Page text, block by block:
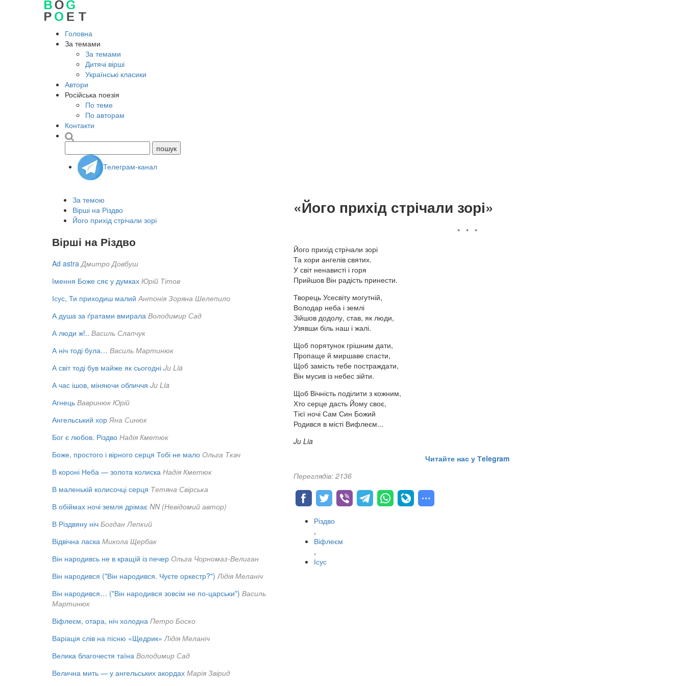
Головна
За темами
За темами
Дитячі вірші
Українські класики
Автори
Російська поезія
По теме
По авторам
Контакти
Телеграм-канал
«Його прихід стрічали зорі»
* * *
Його прихід стрічали зорі
Та хори ангелів святих.
У світ ненависті і горя
Прийшов Він радість принести.
Творець Усесвіту могутній,
Володар неба і землі
Зійшов додолу, став, як люди,
Узявши біль наш і жалі.
Щоб порятунок грішним дати,
Пропаще й миршаве спасти,
Щоб замість тебе постраждати,
Він мусив із небес зійти.
Щоб Вічність поділити з кожним,
Хто серце дасть Йому своє,
Тієї ночі Сам Син Божий
Родився в місті Вифлеєм...
Ju Lia
Читайте нас у Тelegram
Переглядів: 2136
Різдво
,
Віфлеєм
,
Ісус
За темою
Вірші на Різдво
Його прихід стрічали зорі
Вірші на Різдво
Ad astra Дмитро Довбуш
Імення Боже сяє у думках Юрій Тітов
Ісус, Ти приходиш малий Антонія Зоряна Шелепило
А душа за ґратами вмирала Володимир Сад
А люди ж!.. Василь Слапчук
А ніч тоді була… Василь Мартинюк
А світ тоді був майже як сьогодні Ju Lia
А час ішов, міняючи обличчя Ju Lia
Агнець Вавринюк Юрій
Ангельський хор Яна Синюк
Бог є любов. Різдво Надія Кметюк
Боже, простого і вірного серця Тобі не мало Ольга Ткач
В короні Неба — золота колиска Надія Кметюк
В маленькій колисочці серця Тетяна Свірська
В обіймах ночі земля дрімає NN (Невідомий автор)
В Різдвяну ніч Богдан Лепкий
Відвічна ласка Микола Щербак
Він народивсь не в кращій із печер Ольга Чорномаз-Велиган
Він народився ("Він народився. Чуєте оркестр?") Лідія Меланіч
Він народився… ("Він народився зовсім не по-царськи") Василь
Мартинюк
Віфлеєм, отара, ніч холодна Петро Боско
Варіація слів на пісню «Щедрик» Лідія Меланіч
Велика благочестя таїна Володимир Сад
Велична мить — у ангельських акордах Марія Звірид